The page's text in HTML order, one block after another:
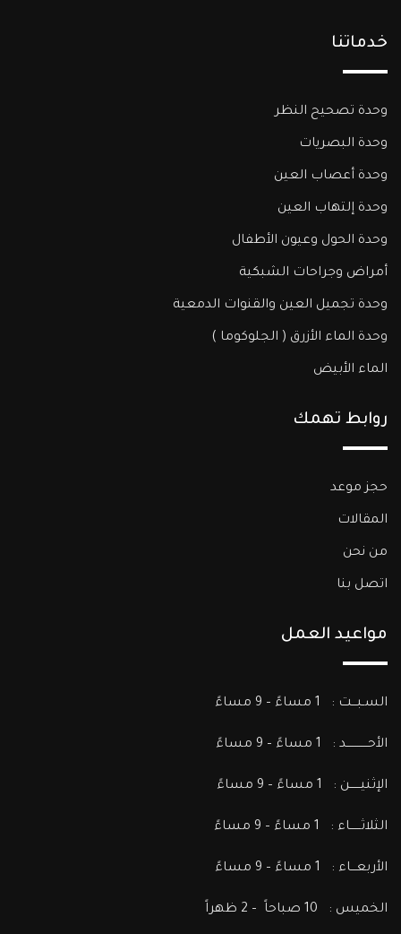
خدماتنا
وحدة تصحيح النظر
وحدة البصريات
وحدة أعصاب العين
وحدة إلتهاب العين
وحدة الحول وعيون الأطفال
أمراض وجراحات الشبكية
وحدة تجميل العين والقنوات الدمعية
وحدة الماء الأزرق ( الجلوكوما )​
الماء الأبيض
روابط تهمك
حجز موعد
المقالات
من نحن
اتصل بنا
مواعيد العمل
السـبـــت : 1 مساءً – 9 مساءً
الأحــــــــــــد : 1 مساءً – 9 مساءً
الإثنيــــــن : 1 مساءً – 9 مساءً
الثلاثــــــاء : 1 مساءً – 9 مساءً
الأربعـــاء : 1 مساءً – 9 مساءً
الخميس : 10 صباحاً – 2 ظهراً